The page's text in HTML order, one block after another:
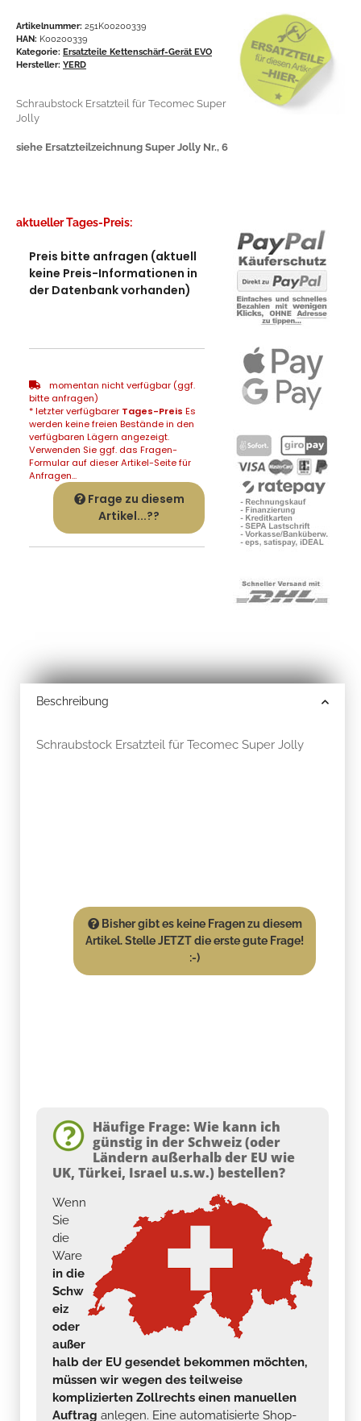
Artikelnummer: 251K00200339
HAN: K00200339
Kategorie: Ersatzteile Kettenschärf-Gerät EVO
Hersteller: YERD
Schraubstock Ersatzteil für Tecomec Super
Jolly
siehe Ersatzteilzeichnung Super Jolly Nr., 6
aktueller Tages-Preis:
Preis bitte anfragen (aktuell
keine Preis-Informationen in
der Datenbank vorhanden)
momentan nicht verfügbar (ggf.
bitte anfragen)
* letzter verfügbarer Tages-Preis Es
werden keine freien Bestände in den
verfügbaren Lägern angezeigt.
Verwenden Sie ggf. das Fragen-
Formular auf dieser Artikel-Seite für
Anfragen...
Frage zu diesem
Artikel...??
Beschreibung
Schraubstock Ersatzteil für Tecomec Super Jolly
Bisher gibt es keine Fragen zu diesem
Artikel. Stelle JETZT die erste gute Frage!
:-)
Häufige Frage: Wie kann ich
günstig in der Schweiz (oder
Ländern außerhalb der EU wie
UK, Türkei, Israel u.s.w.) bestellen?
Wenn
Sie
die
Ware
in die
Schw
eiz
oder
außer
halb der EU gesendet bekommen möchten,
müssen wir wegen des teilweise
komplizierten Zollrechts einen manuellen
Auftrag anlegen. Eine automatisierte Shop-